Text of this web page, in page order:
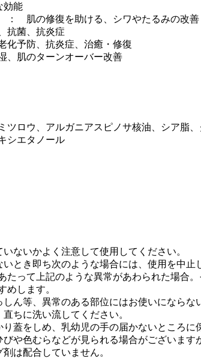
効能
： 肌の修復を助ける、シワやたるみの改善
菌、抗炎症
予防、抗炎症、治癒・修復
肌のターンオーバー改善
ツロウ、アルガニアスピノサ核油、シア脂
シエタノール
ないかよく注意して使用してください。
とき即ち次のような場合には、使用を中
たって上記のような異常があわられた場合
めします。
ん等、異常のある部位にはお使いにならな
ちに洗い流してください。
蓋をしめ、乳幼児の手の届かないところ
や色むらなどが見られる場合がございます
は配合していません。